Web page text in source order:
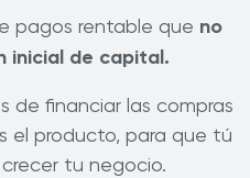
pagos rentable que no
inicial de capital.
de financiar las compras
el producto, para que tú
tu negocio.